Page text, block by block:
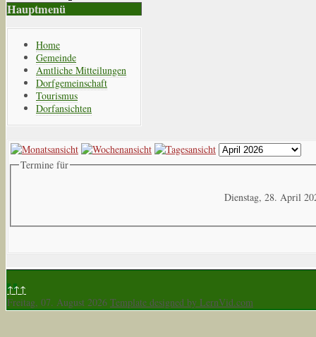
Hauptmenü
Home
Gemeinde
Amtliche Mitteilungen
Dorfgemeinschaft
Tourismus
Dorfansichten
Termine für
Dienstag, 28. April
↑↑↑
Freitag, 07. August 2026 Template designed by LernVid.com